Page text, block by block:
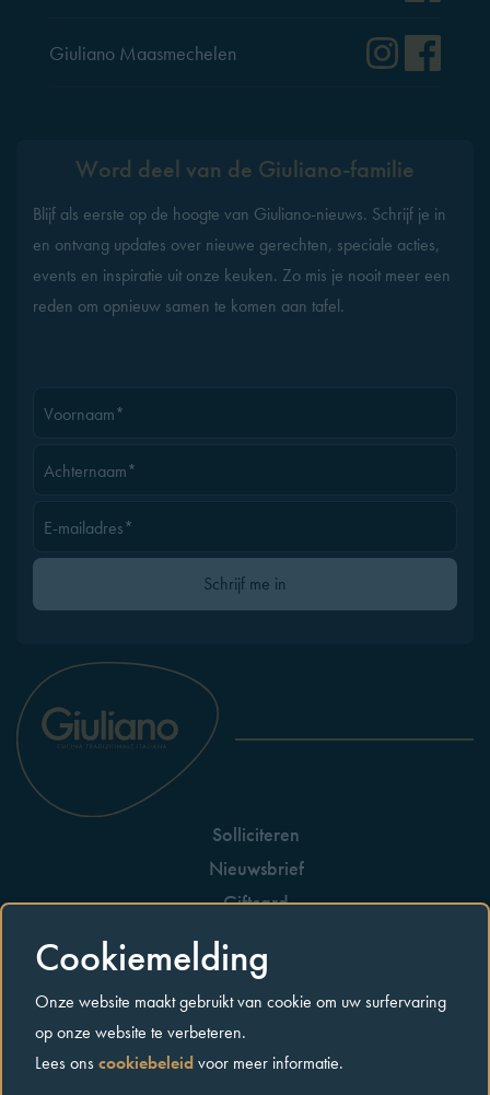
Giuliano Maasmechelen
Word deel van de Giuliano-familie
Blijf als eerste op de hoogte van Giuliano-nieuws. Schrijf je in
en ontvang updates over nieuwe gerechten, speciale acties,
events en inspiratie uit onze keuken. Zo mis je nooit meer een
reden om opnieuw samen te komen aan tafel.
Voornaam*
Achternaam*
E-mailadres*
Gelieve dit veld leeg te latenSchrijf me in
Solliciteren
Nieuwsbrief
Giftcard
Huisreglement
Allergenen
Contact
Cookiemelding
Onze website maakt gebruikt van cookie om uw surfervaring
op onze website te verbeteren.
Lees onscookiebeleidvoor meer informatie.